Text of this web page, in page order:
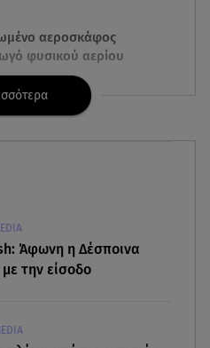
αεροσκάφος
φυσικού αερίου
Ενέργεια ίση με έξι
4χρονο παιδί σε
Άφωνη η Δέσποινα
την είσοδο